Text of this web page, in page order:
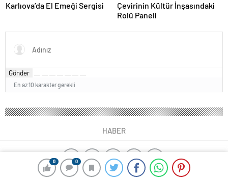
0 0
Karlıova’da El Emeği Sergisi
Çevirinin Kültür İnşasındaki
Rolü Paneli
Gönder
En az 10 karakter gerekli
HABER
ajax alarm